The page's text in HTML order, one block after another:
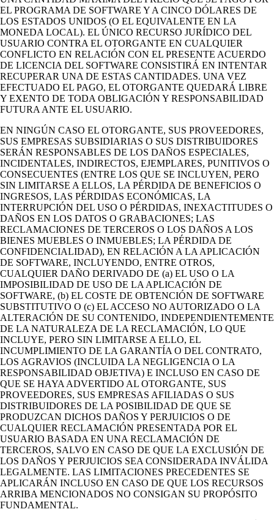
EL PROGRAMA DE SOFTWARE Y A CINCO DÓLARES DE
LOS ESTADOS UNIDOS (O EL EQUIVALENTE EN LA
MONEDA LOCAL). EL ÚNICO RECURSO JURÍDICO DEL
USUARIO CONTRA EL OTORGANTE EN CUALQUIER
CONFLICTO EN RELACIÓN CON EL PRESENTE ACUERDO
DE LICENCIA DEL SOFTWARE CONSISTIRÁ EN INTENTAR
RECUPERAR UNA DE ESTAS CANTIDADES. UNA VEZ
EFECTUADO EL PAGO, EL OTORGANTE QUEDARÁ LIBRE
Y EXENTO DE TODA OBLIGACIÓN Y RESPONSABILIDAD
FUTURA ANTE EL USUARIO.
EN NINGÚN CASO EL OTORGANTE, SUS PROVEEDORES,
SUS EMPRESAS SUBSIDIARIAS O SUS DISTRIBUIDORES
SERÁN RESPONSABLES DE LOS DAÑOS ESPECIALES,
INCIDENTALES, INDIRECTOS, EJEMPLARES, PUNITIVOS O
CONSECUENTES (ENTRE LOS QUE SE INCLUYEN, PERO
SIN LIMITARSE A ELLOS, LA PÉRDIDA DE BENEFICIOS O
INGRESOS, LAS PÉRDIDAS ECONÓMICAS, LA
INTERRUPCIÓN DEL USO O PÉRDIDAS, INEXACTITUDES O
DAÑOS EN LOS DATOS O GRABACIONES; LAS
RECLAMACIONES DE TERCEROS O LOS DAÑOS A LOS
BIENES MUEBLES O INMUEBLES; LA PÉRDIDA DE
CONFIDENCIALIDAD), EN RELACIÓN A LA APLICACIÓN
DE SOFTWARE, INCLUYENDO, ENTRE OTROS,
CUALQUIER DAÑO DERIVADO DE (a) EL USO O LA
IMPOSIBILIDAD DE USO DE LA APLICACIÓN DE
SOFTWARE, (b) EL COSTE DE OBTENCIÓN DE SOFTWARE
SUBSTITUTIVO O (c) EL ACCESO NO AUTORIZADO O LA
ALTERACIÓN DE SU CONTENIDO, INDEPENDIENTEMENTE
DE LA NATURALEZA DE LA RECLAMACIÓN, LO QUE
INCLUYE, PERO SIN LIMITARSE A ELLO, EL
INCUMPLIMIENTO DE LA GARANTÍA O DEL CONTRATO,
LOS AGRAVIOS (INCLUIDA LA NEGLIGENCIA O LA
RESPONSABILIDAD OBJETIVA) E INCLUSO EN CASO DE
QUE SE HAYA ADVERTIDO AL OTORGANTE, SUS
PROVEEDORES, SUS EMPRESAS AFILIADAS O SUS
DISTRIBUIDORES DE LA POSIBILIDAD DE QUE SE
PRODUZCAN DICHOS DAÑOS Y PERJUICIOS O DE
CUALQUIER RECLAMACIÓN PRESENTADA POR EL
USUARIO BASADA EN UNA RECLAMACIÓN DE
TERCEROS, SALVO EN CASO DE QUE LA EXCLUSIÓN DE
LOS DAÑOS Y PERJUICIOS SEA CONSIDERADA INVÁLIDA
LEGALMENTE. LAS LIMITACIONES PRECEDENTES SE
APLICARÁN INCLUSO EN CASO DE QUE LOS RECURSOS
ARRIBA MENCIONADOS NO CONSIGAN SU PROPÓSITO
FUNDAMENTAL.